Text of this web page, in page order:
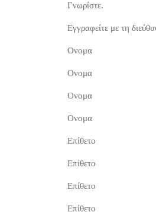
Γνωρίστε.
Εγγραφείτε με τη
Ονομα
Ονομα
Ονομα
Ονομα
Επίθετο
Επίθετο
Επίθετο
Επίθετο